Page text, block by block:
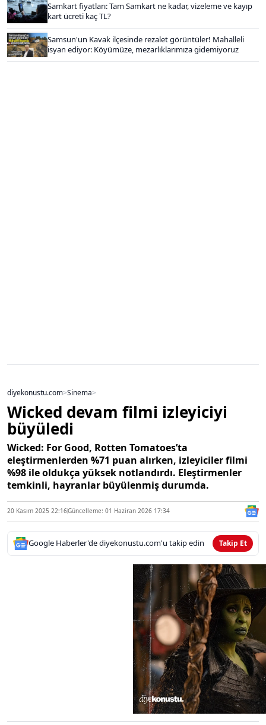
Samkart fiyatları: Tam Samkart ne kadar, vizeleme ve kayıp
kart ücreti kaç TL?
Samsun'un Kavak ilçesinde rezalet görüntüler! Mahalleli
isyan ediyor: Köyümüze, mezarlıklarımıza gidemiyoruz
diyekonustu.com>Sinema>
Wicked devam filmi izleyiciyi
büyüledi
Wicked: For Good, Rotten Tomatoes’ta
eleştirmenlerden %71 puan alırken, izleyiciler filmi
%98 ile oldukça yüksek notlandırdı. Eleştirmenler
temkinli, hayranlar büyülenmiş durumda.
20 Kasım 2025 22:16Güncelleme: 01 Haziran 2026 17:34
Google Haberler'de diyekonustu.com'u takip edin Takip Et